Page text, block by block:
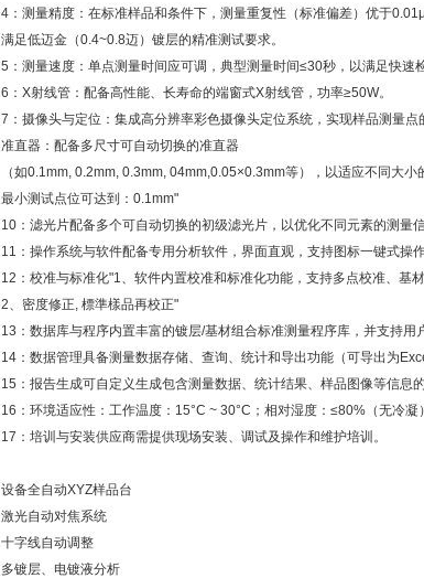
4：测量精度：在标准样品和条件下，测量重复性（标准偏差）优于
满足低迈金（0.4~0.8迈）镀层的精准测试要求。
5：测量速度：单点测量时间应可调，典型测量时间≤30秒，以满足快速
6：X射线管：配备高性能、长寿命的端窗式X射线管，功率≥50W。
7：摄像头与定位：集成高分辨率彩色摄像头定位系统，实现样品测量点
准直器：配备多尺寸可自动切换的准直器
（如0.1mm, 0.2mm, 0.3mm, 04mm,0.05×0.3mm等），以适应不同大小
最小测试点位可达到：0.1mm"
10：滤光片配备多个可自动切换的初级滤光片，以优化不同元素的测量信
11：操作系统与软件配备专用分析软件，界面直观，支持图标一键式操作
12：校准与标准化"1、软件内置校准和标准化功能，支持多点校准、基
2、密度修正, 標準樣品再校正"
13：数据库与程序内置丰富的镀层/基材组合标准测量程序库，并支持用
14：数据管理具备测量数据存储、查询、统计和导出功能（可导出为
15：报告生成可自定义生成包含测量数据、统计结果、样品图像等信息
16：环境适应性：工作温度：15°C ~ 30°C；相对湿度：≤80%（无冷凝
17：培训与安装供应商需提供现场安装、调试及操作和维护培训。
设备全自动XYZ样品台
激光自动对焦系统
十字线自动调整
多镀层、电镀液分析